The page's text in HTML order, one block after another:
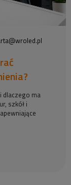
dlaczego ma
szkół i